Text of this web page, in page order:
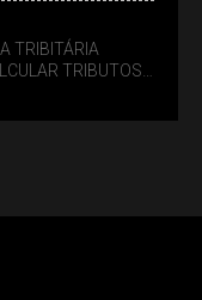
TRIBITÁRIA
TRIBUTOS